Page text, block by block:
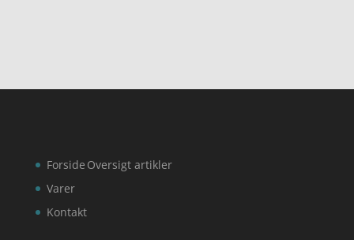
Forside
Varer
Kontakt
Oversigt artikler